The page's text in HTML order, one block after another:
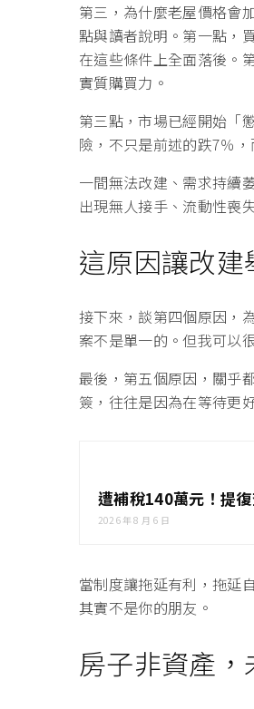
第三，為什麼老屋價格會
點與讀者說明。第一點，
在這些條件上全面落後。
實質購買力。
第三點，市場已經開始「
險，不只是前述的跌7％
一間無法改建、需求持續
出現無人接手、流動性喪
這原因讓改建
接下來，談第四個原因，
案不是單一的。但我可以
最後，第五個原因，關乎
簽，往往是因為在等待更
遭補稅140萬元！提
2026 年 8 月 6 日
當制度讓拖延有利，拖延
其實不是你的朋友。
房子非資產，